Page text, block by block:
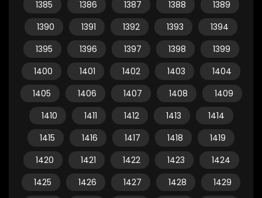
1385
1386 1387 1388
1389
1390
1391 1392 1393
1394
1395
1396 1397 1398
1399
1400
1401 1402 1403
1404
1405
1406 1407 1408
1409
1410
1411 1412 1413
1414
1415
1416 1417 1418
1419
1420
1421 1422 1423
1424
1425
1426 1427 1428
1429